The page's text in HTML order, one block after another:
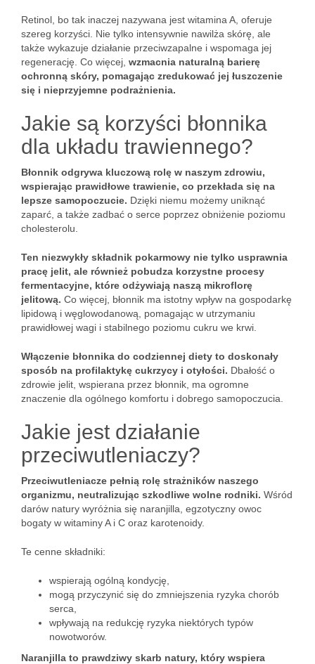
Retinol, bo tak inaczej nazywana jest witamina A, oferuje
szereg korzyści. Nie tylko intensywnie nawilża skórę, ale
także wykazuje działanie przeciwzapalne i wspomaga jej
regenerację. Co więcej, wzmacnia naturalną barierę
ochronną skóry, pomagając zredukować jej łuszczenie
się i nieprzyjemne podrażnienia.
Jakie są korzyści błonnika
dla układu trawiennego?
Błonnik odgrywa kluczową rolę w naszym zdrowiu,
wspierając prawidłowe trawienie, co przekłada się na
lepsze samopoczucie. Dzięki niemu możemy uniknąć
zaparć, a także zadbać o serce poprzez obniżenie poziomu
cholesterolu.
Ten niezwykły składnik pokarmowy nie tylko usprawnia
pracę jelit, ale również pobudza korzystne procesy
fermentacyjne, które odżywiają naszą mikroflorę
jelitową. Co więcej, błonnik ma istotny wpływ na gospodarkę
lipidową i węglowodanową, pomagając w utrzymaniu
prawidłowej wagi i stabilnego poziomu cukru we krwi.
Włączenie błonnika do codziennej diety to doskonały
sposób na profilaktykę cukrzycy i otyłości. Dbałość o
zdrowie jelit, wspierana przez błonnik, ma ogromne
znaczenie dla ogólnego komfortu i dobrego samopoczucia.
Jakie jest działanie
przeciwutleniaczy?
Przeciwutleniacze pełnią rolę strażników naszego
organizmu, neutralizując szkodliwe wolne rodniki. Wśród
darów natury wyróżnia się naranjilla, egzotyczny owoc
bogaty w witaminy A i C oraz karotenoidy.
Te cenne składniki:
wspierają ogólną kondycję,
mogą przyczynić się do zmniejszenia ryzyka chorób
serca,
wpływają na redukcję ryzyka niektórych typów
nowotworów.
Naranjilla to prawdziwy skarb natury, który wspiera